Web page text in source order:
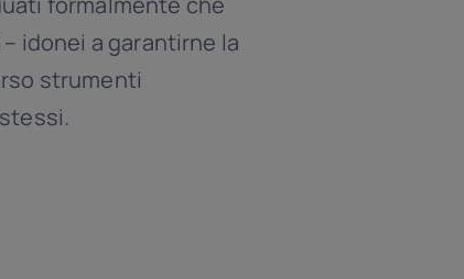
idonei a garantirne la
strumenti